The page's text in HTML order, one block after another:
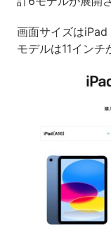
画面サイズは
モデルは11インチ